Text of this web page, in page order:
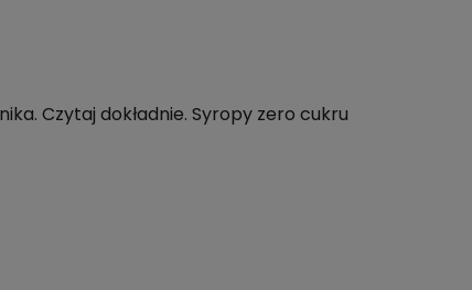
Czytaj dokładnie. Syropy zero cukru